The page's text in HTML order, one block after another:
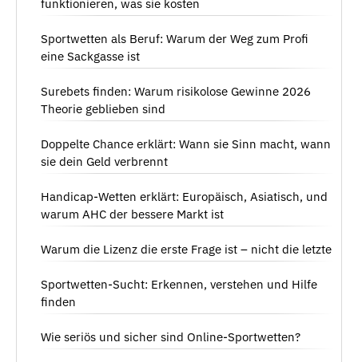
funktionieren, was sie kosten
Sportwetten als Beruf: Warum der Weg zum Profi
eine Sackgasse ist
Surebets finden: Warum risikolose Gewinne 2026
Theorie geblieben sind
Doppelte Chance erklärt: Wann sie Sinn macht, wann
sie dein Geld verbrennt
Handicap-Wetten erklärt: Europäisch, Asiatisch, und
warum AHC der bessere Markt ist
Warum die Lizenz die erste Frage ist – nicht die letzte
Sportwetten-Sucht: Erkennen, verstehen und Hilfe
finden
Wie seriös und sicher sind Online-Sportwetten?